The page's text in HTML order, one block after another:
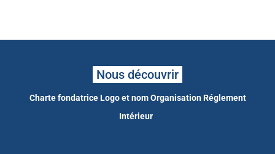
Nous découvrir
Charte fondatrice Logo et nom Organisation Réglement
Intérieur